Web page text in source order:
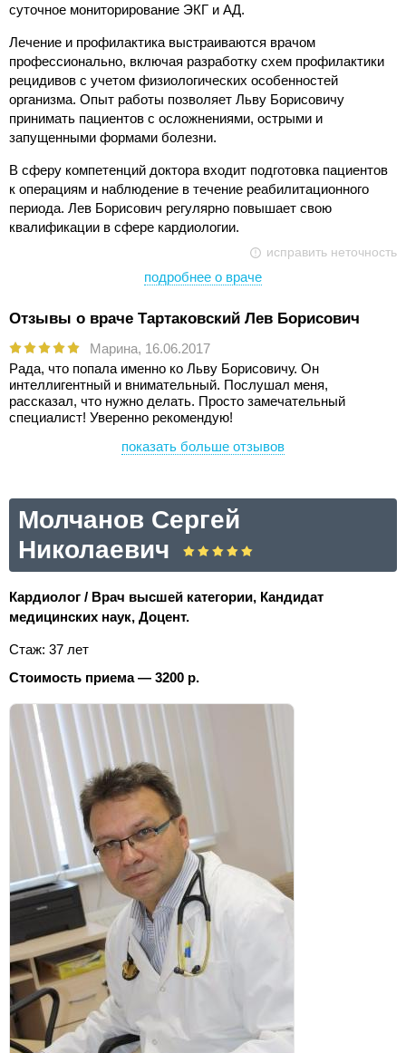
суточное мониторирование ЭКГ и АД.
Лечение и профилактика выстраиваются врачом
профессионально, включая разработку схем профилактики
рецидивов с учетом физиологических особенностей
организма. Опыт работы позволяет Льву Борисовичу
принимать пациентов с осложнениями, острыми и
запущенными формами болезни.
В сферу компетенций доктора входит подготовка пациентов
к операциям и наблюдение в течение реабилитационного
периода. Лев Борисович регулярно повышает свою
квалификации в сфере кардиологии.
исправить неточность
подробнее о враче
Отзывы о враче Тартаковский Лев Борисович
Марина, 16.06.2017
Рада, что попала именно ко Льву Борисовичу. Он
интеллигентный и внимательный. Послушал меня,
рассказал, что нужно делать. Просто замечательный
специалист! Уверенно рекомендую!
показать больше отзывов
Молчанов Сергей
Николаевич
Кардиолог / Врач высшей категории, Кандидат
медицинских наук, Доцент.
Стаж: 37 лет
Стоимость приема — 3200 р.